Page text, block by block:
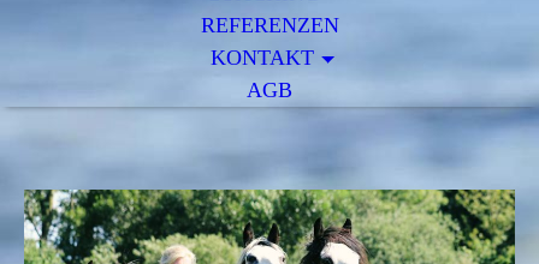
REFERENZEN
KONTAKT
AGB